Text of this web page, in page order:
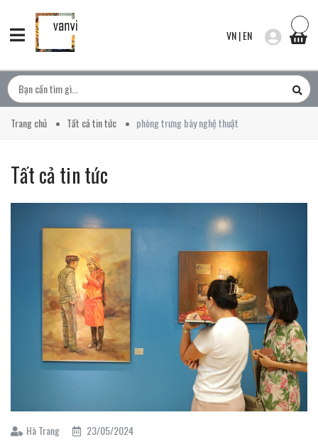
VN|EN
Trang chủ Tất cả tin tức phòng trưng bày nghệ thuật
Tất cả tin tức
Hà Trang 23/05/2024